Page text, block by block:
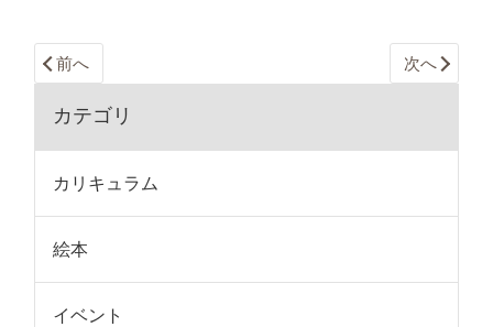
前へ 次へ
カテゴリ
カリキュラム
絵本
イベント